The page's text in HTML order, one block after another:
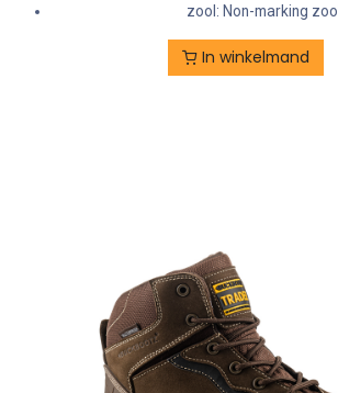
zool: Non-marking zool
In winkelmand